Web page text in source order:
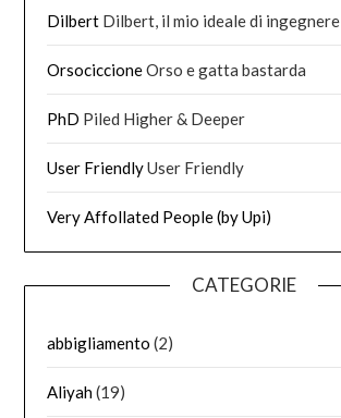
Dilbert Dilbert, il mio ideale di ingegnere
OrsociccioneOrso e gatta bastarda
PhD Piled Higher & Deeper
User FriendlyUser Friendly
Very Affollated People (by Upi)
CATEGORIE
abbigliamento (2)
Aliyah(19)